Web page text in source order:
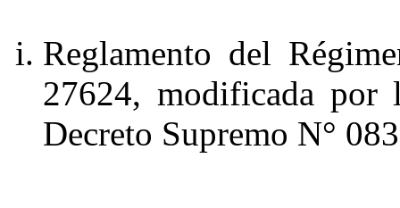
Reglamento del
27624, modificada por
Decreto Supremo N°